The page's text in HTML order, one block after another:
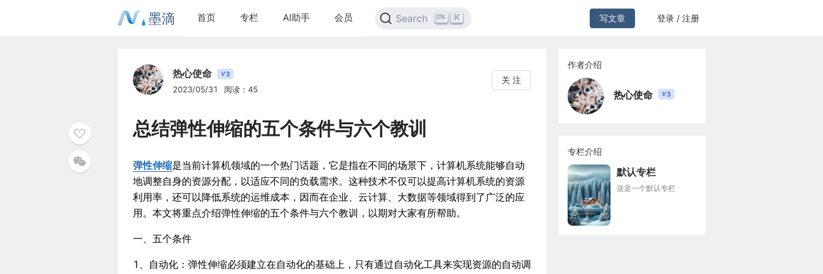
墨滴 首页 专栏 AI助手 会员 Search K 写文章 登录 / 注册
热心使命 V3
2023/05/31 阅读：45
关 注
总结弹性伸缩的五个条件与六个教训
弹性伸缩是当前计算机领域的一个热门话题，它是指在不同的场景下，计算机系统能够自动
地调整自身的资源分配，以适应不同的负载需求。这种技术不仅可以提高计算机系统的资源
利用率，还可以降低系统的运维成本，因而在企业、云计算、大数据等领域得到了广泛的应
用。本文将重点介绍弹性伸缩的五个条件与六个教训，以期对大家有所帮助。
一、五个条件
1、自动化：弹性伸缩必须建立在自动化的基础上，只有通过自动化工具来实现资源的自动调
作者介绍
热心使命 V3
专栏介绍
默认专栏
这是一个默认专栏